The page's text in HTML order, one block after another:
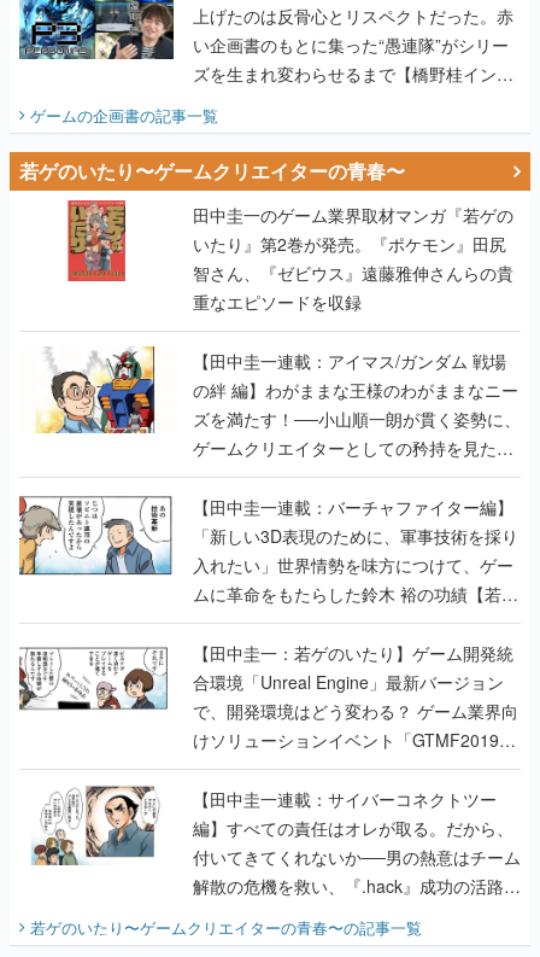
上げたのは反骨心とリスペクトだった。赤
い企画書のもとに集った“愚連隊”がシリー
ズを生まれ変わらせるまで【橋野桂インタ
ゲームの企画書の記事一覧
若ゲのいたり〜ゲームクリエイターの青春〜
田中圭一のゲーム業界取材マンガ『若ゲの
いたり』第2巻が発売。『ポケモン』田尻
智さん、『ゼビウス』遠藤雅伸さんらの貴
重なエピソードを収録
【田中圭一連載：アイマス/ガンダム 戦場
の絆 編】わがままな王様のわがままなニー
ズを満たす！──小山順一朗が貫く姿勢に、
ゲームクリエイターとしての矜持を見た
【若ゲのいたり最終回】
【田中圭一連載：バーチャファイター編】
「新しい3D表現のために、軍事技術を採り
入れたい」世界情勢を味方につけて、ゲー
ムに革命をもたらした鈴木 裕の功績【若ゲ
のいたり】
【田中圭一：若ゲのいたり】ゲーム開発統
合環境「Unreal Engine」最新バージョン
で、開発環境はどう変わる？ ゲーム業界向
けソリューションイベント「GTMF2019」
に行って、より理解を深めよう【PR】
【田中圭一連載：サイバーコネクトツー
編】すべての責任はオレが取る。だから、
付いてきてくれないか──男の熱意はチーム
解散の危機を救い、『.hack』成功の活路を
『少年ジャンプ』色だった【若ゲのいた
若ゲのいたり〜ゲームクリエイターの青春〜の記事一覧